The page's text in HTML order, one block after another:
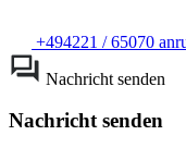
+494221 / 65070
Nachricht senden
Nachricht senden